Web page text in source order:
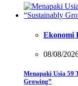
Ekonomi
08/08/
Menapaki Usia 59
Growing”